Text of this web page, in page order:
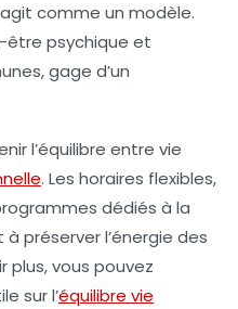
comme un modèle.
être psychique et
gage d’un
l’équilibre entre vie
. Les horaires flexibles,
dédiés à la
préserver l’énergie des
plus, vous pouvez
sur l’équilibre vie